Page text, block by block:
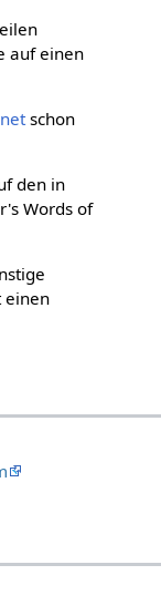
auf einen
schon
den in
Words of
einen